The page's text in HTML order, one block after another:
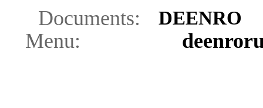
Documents: DEENRO
Menu: deenro